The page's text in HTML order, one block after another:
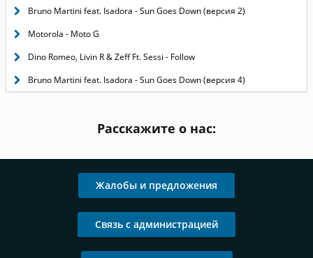
Bruno Martini feat. Isadora - Sun Goes Down (версия 2)
Motorola - Moto G
Dino Romeo, Livin R & Zeff Ft. Sessi - Follow
Bruno Martini feat. Isadora - Sun Goes Down (версия 4)
Расскажите о нас:
Жалобы и предложения
Связь с администрацией